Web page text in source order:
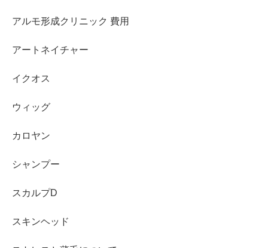
アルモ形成クリニック 費用
アートネイチャー
イクオス
ウィッグ
カロヤン
シャンプー
スカルプD
スキンヘッド